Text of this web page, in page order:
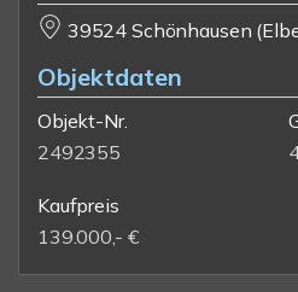
39524 Schönhausen
Objektdaten
Objekt-Nr.
2492355
Kaufpreis
139.000,- €